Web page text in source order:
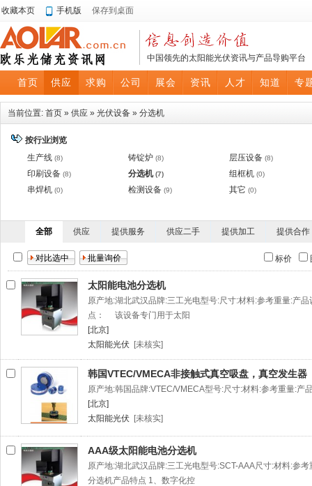
收藏本页 手机版 保存到桌面
中国领先的太阳能光伏资讯与产品导购平台
首页 供应 求购 公司 展会 资讯 人才 知道 专
当前位置: 首页 » 供应 » 光伏设备 » 分选机
按行业浏览
生产线 (8) 铸锭炉 (8) 层压设备 (8)
印刷设备 (8) 分选机 (7) 组框机 (0)
串焊机 (0) 检测设备 (9) 其它 (0)
全部 供应 提供服务 供应二手 提供加工 提供合作
标价
太阳能电池分选机
原产地:湖北武汉品牌:三工光电型号:尺寸:材料:参考重量:产
点： 该设备专门用于太阳
[北京]
太阳能光伏 [未核实]
韩国VTEC/VMECA非接触式真空吸盘，真空发生器
原产地:韩国品牌:VTEC/VMECA型号:尺寸:材料:参考重量:产
[北京]
太阳能光伏 [未核实]
AAA级太阳能电池分选机
原产地:湖北武汉品牌:三工光电型号:SCT-AAA尺寸:材料:参
分选机产品特点 1、数字化控